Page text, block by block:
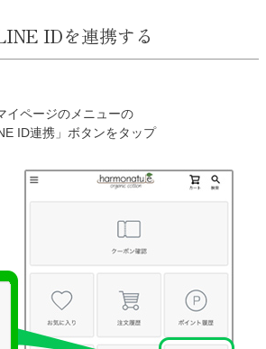
IDを連携する
イページのメニューの
ID連携」ボタンをタップ